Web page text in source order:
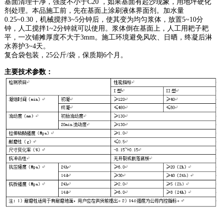
基面清理干净，强度不小于C20 ，如果基面有起沙现象，用地坪硬化
剂处理。本品施工前，先在基面上涂刷液体界面剂。加水量
0.25~0.30，机械搅拌3~5分钟后，使其变为均匀浆体，放置5~10分
钟，人工搅拌1~2分钟就可以使用。浆体倒在基面上，人工用耙子耙
平，一次铺摊厚度不大于3mm。施工环境避免风吹、日晒，终凝后淋
水养护3~4天。
复合袋包装，25公斤/袋，保质期6个月。
主要技术参数：